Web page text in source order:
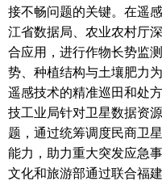
接不畅问题的关键。在遥
江省数据局、农业农村厅
合应用，进行作物长势监
势、种植结构与土壤肥力
遥感技术的精准巡田和处
技工业局针对卫星数据资
题，通过统筹调度民商卫
能力，助力重大突发应急
文化和旅游部通过联合福